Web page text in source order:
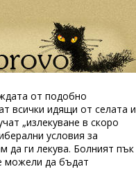
от подобно
всички идящи от селата и
„излекуване в скоро
условия за
да ги лекува. Болният пък
можели да бъдат